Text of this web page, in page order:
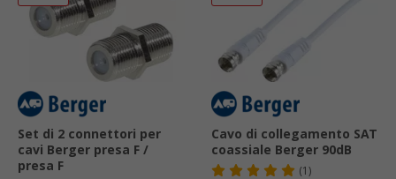
Set di 2 connettori per
cavi Berger presa F /
presa F
Cavo di collegamento SAT
coassiale Berger 90dB
(1)